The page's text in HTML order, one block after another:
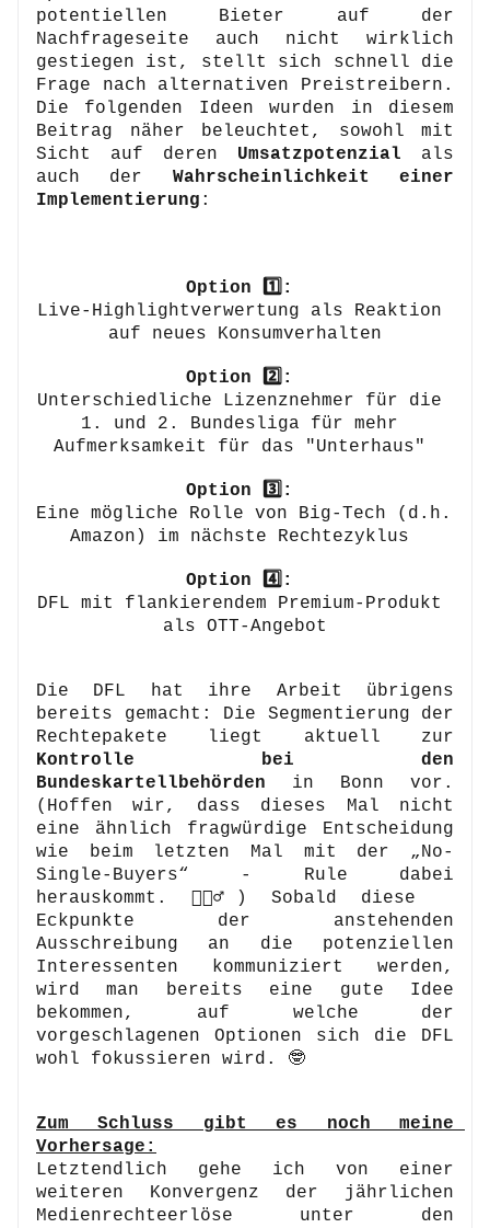
potentiellen Bieter auf der
Nachfrageseite auch nicht wirklich
gestiegen ist, stellt sich schnell die
Frage nach alternativen Preistreibern.
Die folgenden Ideen wurden in diesem
Beitrag näher beleuchtet, sowohl mit
Sicht auf deren Umsatzpotenzial als
auch der Wahrscheinlichkeit einer
Implementierung :
Option 1️⃣:
Live-Highlightverwertung als Reaktion
auf neues Konsumverhalten
Option 2️⃣:
Unterschiedliche Lizenznehmer für die
1. und 2. Bundesliga für mehr
Aufmerksamkeit für das "Unterhaus"
Option 3️⃣:
Eine mögliche Rolle von Big-Tech (d.h.
Amazon) im nächste Rechtezyklus
Option 4️⃣:
DFL mit flankierendem Premium-Produkt
als OTT-Angebot
Die DFL hat ihre Arbeit übrigens
bereits gemacht: Die Segmentierung der
Kontrolle bei den
Bundeskartellbehörden in Bonn vor.
(Hoffen wir, dass dieses Mal nicht
eine ähnlich fragwürdige Entscheidung
wie beim letzten Mal mit der „No-
Single-Buyers“ - Rule dabei
herauskommt. 🤦🏼‍♂️) Sobald diese
Eckpunkte der anstehenden
Ausschreibung an die potenziellen
Interessenten kommuniziert werden,
wird man bereits eine gute Idee
bekommen, auf welche der
vorgeschlagenen Optionen sich die DFL
wohl fokussieren wird. 🤓
Zum Schluss gibt es noch meine
Vorhersage:
Letztendlich gehe ich von einer
weiteren Konvergenz der jährlichen
Medienrechteerlöse unter den